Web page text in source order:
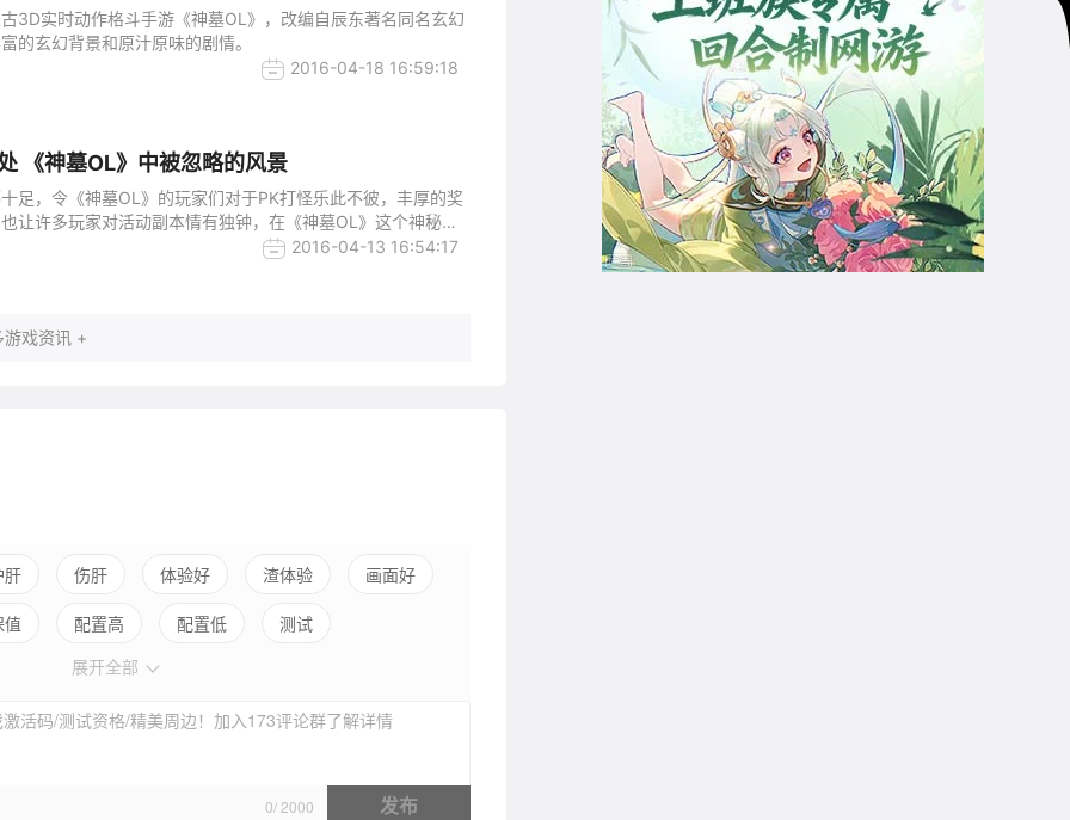
3D实时动作格斗手游《神墓OL》，改编自辰东著名同名玄幻
的玄幻背景和原汁原味的剧情。
2016-04-18 16:59:18
《神墓OL》中被忽略的风景
足，令《神墓OL》的玩家们对于PK打怪乐此不彼，丰厚的奖
让许多玩家对活动副本情有独钟，在《神墓OL》这个神秘奇
个NPC之间，练级修行，行色匆匆之中你是否忽略了身边的
2016-04-13 16:54:17
游戏资讯 +
肝 伤肝 体验好 渣体验 画面好
配置高 配置低
测试
展开全部
活码/测试资格/精美周边！加入173评论群了解详情
0/ 2000 发布